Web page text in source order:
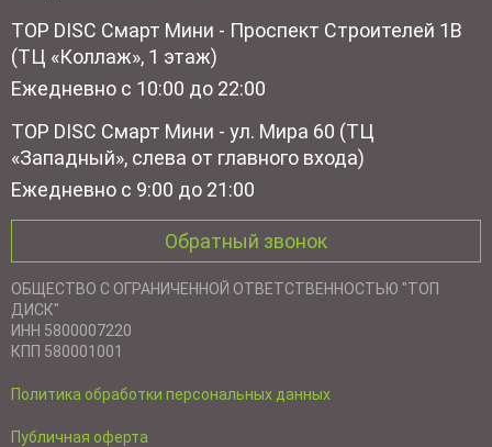
TOP DISC Смарт Мини - Проспект Строителей 1В
(ТЦ «Коллаж», 1 этаж)
Ежедневно с 10:00 до 22:00
TOP DISC Смарт Мини - ул. Мира 60 (ТЦ
«Западный», слева от главного входа)
Ежедневно с 9:00 до 21:00
Обратный звонок
ОБЩЕСТВО С ОГРАНИЧЕННОЙ ОТВЕТСТВЕННОСТЬЮ "ТОП
ДИСК"
ИНН 5800007220
КПП 580001001
Политика обработки персональных данных
Публичная оферта